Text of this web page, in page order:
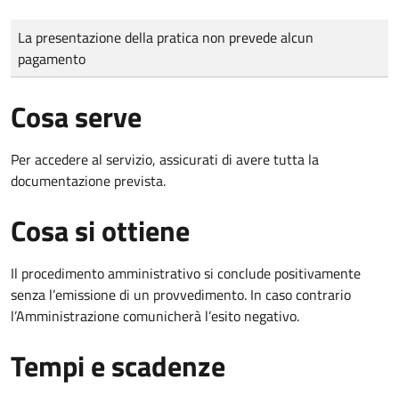
Tipo di pagamento
Importo
La presentazione della pratica non prevede alcun
pagamento
Cosa serve
Per accedere al servizio, assicurati di avere tutta la
documentazione prevista.
Cosa si ottiene
Il procedimento amministrativo si conclude positivamente
senza l’emissione di un provvedimento. In caso contrario
l’Amministrazione comunicherà l’esito negativo.
Tempi e scadenze